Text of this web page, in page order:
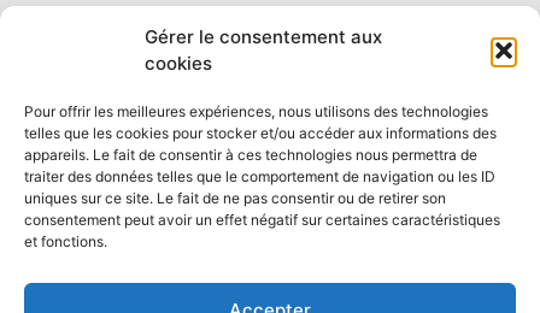
Gérer le consentement aux
cookies
Pour offrir les meilleures expériences, nous utilisons des technologies
telles que les cookies pour stocker et/ou accéder aux informations des
appareils. Le fait de consentir à ces technologies nous permettra de
traiter des données telles que le comportement de navigation ou les ID
uniques sur ce site. Le fait de ne pas consentir ou de retirer son
consentement peut avoir un effet négatif sur certaines caractéristiques
et fonctions.
Événements
Thematiques
Publications